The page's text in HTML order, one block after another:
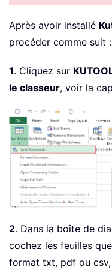
Après avoir installé
procéder comme suit :
1. Cliquez sur
le classeur, voir la
2. Dans la boîte de
cochez les feuilles
format txt, pdf ou